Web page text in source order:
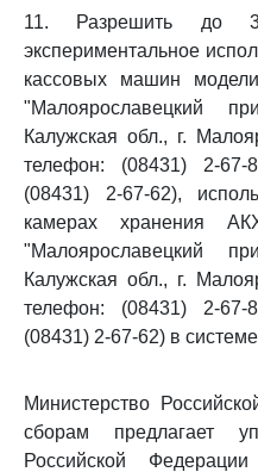
11. Разрешить до
экспериментальное
кассовых машин
"Малоярославецкий
Калужская обл., г.
телефон: (08431) 2-
(08431) 2-67-62),
камерах хранения
"Малоярославецкий
Калужская обл., г.
телефон: (08431) 2-
(08431) 2-67-62) в
Министерство
сборам предлагает
Российской